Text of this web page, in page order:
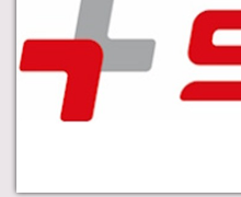
Ausbildungen in den
Betriebswirtschaft und